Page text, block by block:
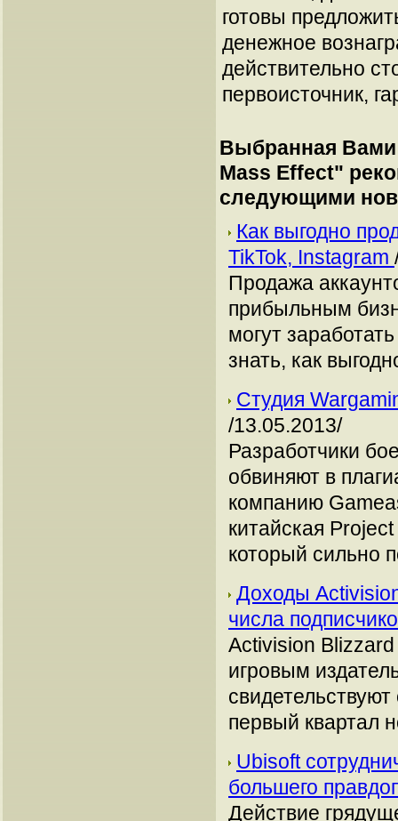
готовы
денежное
действительно
первоисточник,
Выбранная Вами
Mass Effect"
следующими
Как выгодно
TikTok, Instagram
Продажа
прибыльным
могут
знать, как
Студия
/13.05.2013/
Разработчики
обвиняют в
компанию
китайская
который сильно
Доходы
числа
Activision
игровым
первый квартал
Ubisoft
большего
Действие